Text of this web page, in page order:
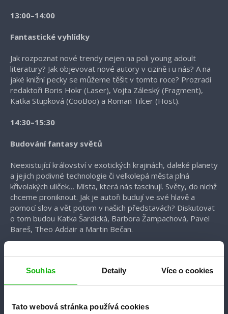
Souhlas Detaily Více o cookies
Tato webová stránka používá cookies
13:00–14:00
Fantastické vyhlídky
Jak rozpoznat nové trendy nejen na poli young adoult
literatury? Jak objevovat nové autory v cizině i u nás? A na
jaké knižní pecky se můžeme těšit v tomto roce? Prozradí
redaktoři Boris Hokr (Laser), Vojta Záleský (Fragment),
Katka Stupková (CooBoo) a Roman Tilcer (Host).
14:30–15:30
Budování fantasy světů
Neexistující království v exotických krajinách, daleké planety
a jejich podivné technologie či velkolepá města plná
křivolakých uliček… Místa, která nás fascinují. Světy, do nichž
chceme proniknout. Jak je autoři budují ve své hlavě a
pomocí slov a vět potom v našich představách? Diskutovat
o tom budou Katka Šardická, Barbora Žampachová, Pavel
Bareš, Theo Addair a Martin Bečan.
Městská fantasy v podání Bena Aaronovitche
Londýn. Právě do něj zasadil svou úspěšnou urban fantasy